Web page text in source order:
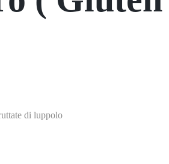
di luppolo